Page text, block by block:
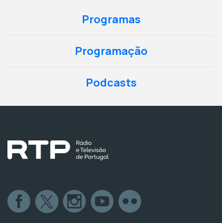
Programas
Programação
Podcasts